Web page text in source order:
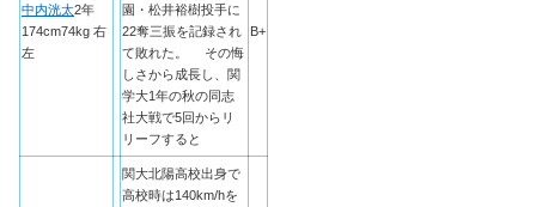
中内洸太2年
174cm74kg 右
左
園・松井裕樹投手に
22奪三振を記録され
て敗れた。 その悔
しさから成長し、関
学大1年の秋の同志
社大戦で5回からリ
リーフすると
B+
関大北陽高校出身で
高校時は140km/hを